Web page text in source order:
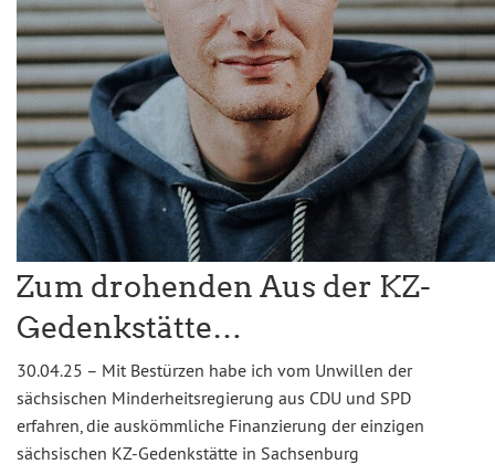
Zum drohenden Aus der KZ-
Gedenkstätte…
30.04.25 – Mit Bestürzen habe ich vom Unwillen der
sächsischen Minderheitsregierung aus CDU und SPD
erfahren, die auskömmliche Finanzierung der einzigen
sächsischen KZ-Gedenkstätte in Sachsenburg